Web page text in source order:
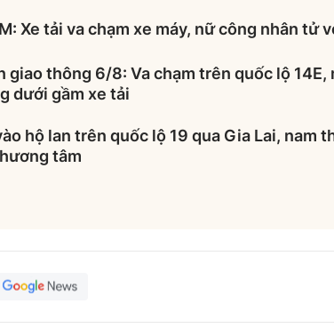
Xe tải va chạm xe máy, nữ công nhân tử
giao thông 6/8: Va chạm trên quốc lộ 14E,
dưới gầm xe tải
hộ lan trên quốc lộ 19 qua Gia Lai, nam
tâm